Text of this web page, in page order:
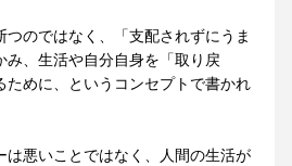
のではなく、「支配されずにうま
み、生活や自分自身を「取り戻
ために、というコンセプトで書かれ
は悪いことではなく、人間の生活が